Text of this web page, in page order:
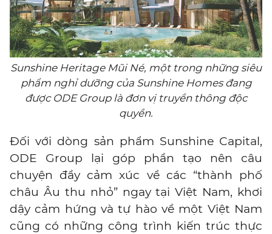
Sunshine Heritage Mũi Né, một trong những siêu
phẩm nghỉ dưỡng của Sunshine Homes đang
được ODE Group là đơn vị truyền thông độc
quyền.
Đối với dòng sản phẩm Sunshine Capital,
ODE Group lại góp phần tạo nên câu
chuyện đầy cảm xúc về các “thành phố
châu Âu thu nhỏ” ngay tại Việt Nam, khơi
dậy cảm hứng vàtự hào về một Việt Nam
cũng có những công trình kiến trúc thực